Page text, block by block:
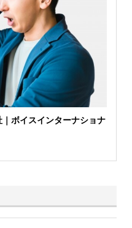
｜ボイスインターナショナ